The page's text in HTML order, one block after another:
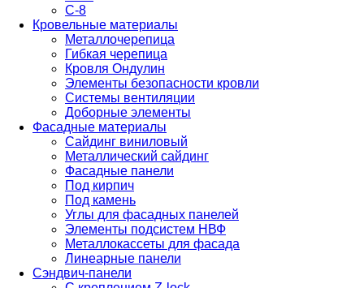
С-8
Кровельные материалы
Металлочерепица
Гибкая черепица
Кровля Ондулин
Элементы безопасности кровли
Системы вентиляции
Доборные элементы
Фасадные материалы
Сайдинг виниловый
Металлический сайдинг
Фасадные панели
Под кирпич
Под камень
Углы для фасадных панелей
Элементы подсистем НВФ
Металлокассеты для фасада
Линеарные панели
Сэндвич-панели